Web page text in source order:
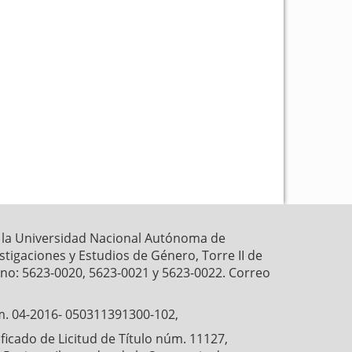
Universidad Nacional Autónoma de
y Estudios de Género, Torre II de
5623-0020, 5623-0021 y 5623-0022. Correo
2016- 050311391300-102,
de Licitud de Título núm. 11127,